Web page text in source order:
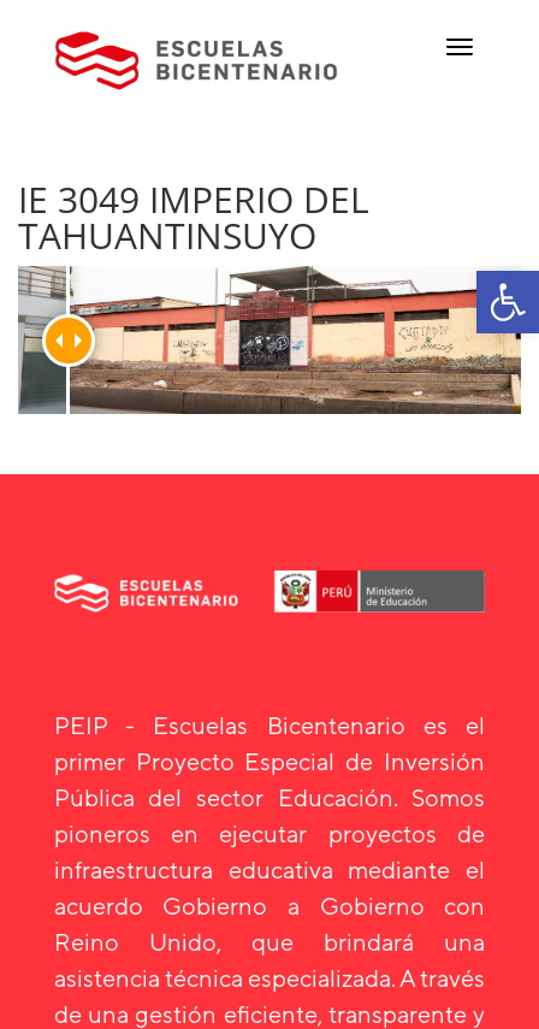
IE 3049 IMPERIO DEL
TAHUANTINSUYO
PEIP - Escuelas Bicentenario es el
primer Proyecto Especial de Inversión
Pública del sector Educación. Somos
pioneros en ejecutar proyectos de
infraestructura educativa mediante el
acuerdo Gobierno a Gobierno con
Reino Unido, que brindará una
asistencia técnica especializada. A través
de una gestión eficiente, transparente y